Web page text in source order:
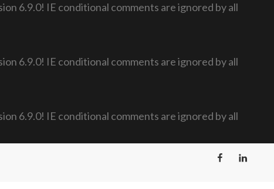
6.9.0! IE conditional comments are ignored by all
6.9.0! IE conditional comments are ignored by all
6.9.0! IE conditional comments are ignored by all
FacebookLinkedIn